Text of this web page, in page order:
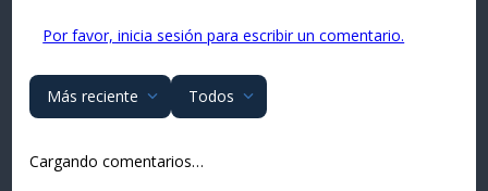
Por favor, inicia sesión para escribir un comentario.
Más reciente Todos
Cargando comentarios…